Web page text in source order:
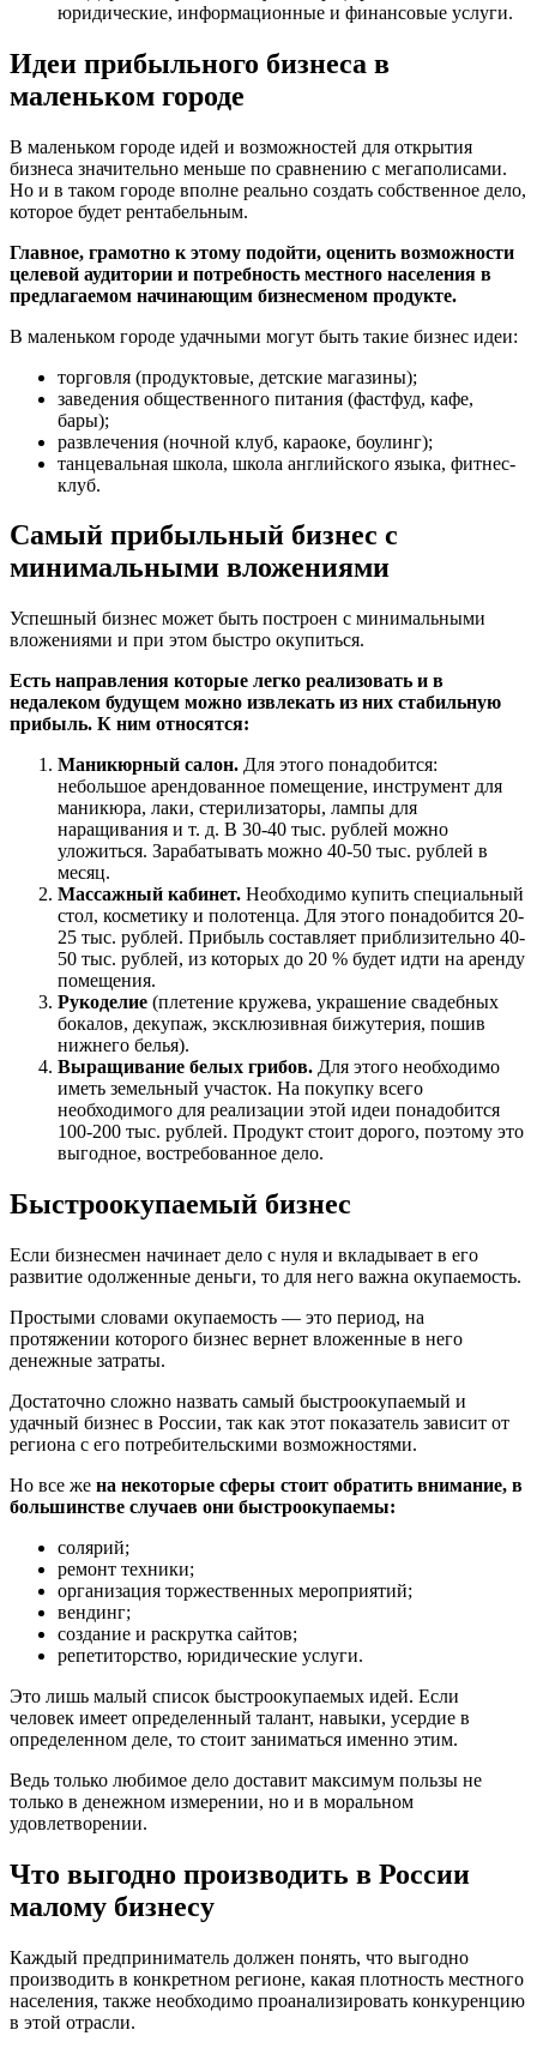
юридические, информационные и финансовые услуги.
Идеи прибыльного бизнеса в
маленьком городе
В маленьком городе идей и возможностей для открытия
бизнеса значительно меньше по сравнению с мегаполисами.
Но и в таком городе вполне реально создать собственное дело,
которое будет рентабельным.
Главное, грамотно к этому подойти, оценить возможности
целевой аудитории и потребность местного населения в
предлагаемом начинающим бизнесменом продукте.
В маленьком городе удачными могут быть такие бизнес идеи:
торговля (продуктовые, детские магазины);
заведения общественного питания (фастфуд, кафе,
бары);
развлечения (ночной клуб, караоке, боулинг);
танцевальная школа, школа английского языка, фитнес-
клуб.
Самый прибыльный бизнес с
минимальными вложениями
Успешный бизнес может быть построен с минимальными
вложениями и при этом быстро окупиться.
Есть направления которые легко реализовать и в
недалеком будущем можно извлекать из них стабильную
прибыль. К ним относятся:
Маникюрный салон. Для этого понадобится:
небольшое арендованное помещение, инструмент для
маникюра, лаки, стерилизаторы, лампы для
наращивания и т. д. В 30-40 тыс. рублей можно
уложиться. Зарабатывать можно 40-50 тыс. рублей в
месяц.
Массажный кабинет. Необходимо купить специальный
стол, косметику и полотенца. Для этого понадобится 20-
25 тыс. рублей. Прибыль составляет приблизительно 40-
50 тыс. рублей, из которых до 20 % будет идти на аренду
помещения.
Рукоделие (плетение кружева, украшение свадебных
бокалов, декупаж, эксклюзивная бижутерия, пошив
нижнего белья).
Выращивание белых грибов. Для этого необходимо
иметь земельный участок. На покупку всего
необходимого для реализации этой идеи понадобится
100-200 тыс. рублей. Продукт стоит дорого, поэтому это
выгодное, востребованное дело.
Быстроокупаемый бизнес
Если бизнесмен начинает дело с нуля и вкладывает в его
развитие одолженные деньги, то для него важна окупаемость.
Простыми словами окупаемость — это период, на
протяжении которого бизнес вернет вложенные в него
денежные затраты.
Достаточно сложно назвать самый быстроокупаемый и
удачный бизнес в России, так как этот показатель зависит от
региона с его потребительскими возможностями.
Но все же на некоторые сферы стоит обратить внимание, в
большинстве случаев они быстроокупаемы:
солярий;
ремонт техники;
организация торжественных мероприятий;
вендинг;
создание и раскрутка сайтов;
репетиторство, юридические услуги.
Это лишь малый список быстроокупаемых идей. Если
человек имеет определенный талант, навыки, усердие в
определенном деле, то стоит заниматься именно этим.
Ведь только любимое дело доставит максимум пользы не
только в денежном измерении, но и в моральном
удовлетворении.
Что выгодно производить в России
малому бизнесу
Каждый предприниматель должен понять, что выгодно
производить в конкретном регионе, какая плотность местного
населения, также необходимо проанализировать конкуренцию
в этой отрасли.